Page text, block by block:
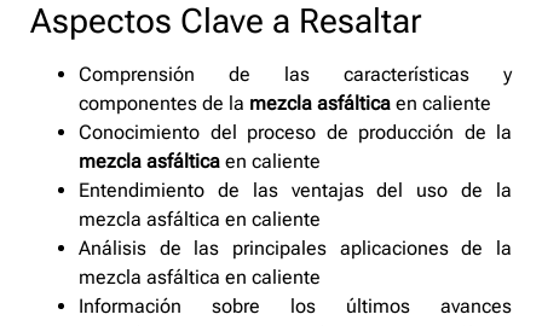
Aspectos Clave a Resaltar
Comprensión de las características y
componentes de la mezcla asfáltica en caliente
Conocimiento del proceso de producción de la
mezcla asfáltica en caliente
Entendimiento de las ventajas del uso de la
mezcla asfáltica en caliente
Análisis de las principales aplicaciones de la
mezcla asfáltica en caliente
Información sobre los últimos avances